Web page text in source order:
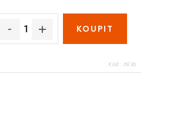
Kód: 6936